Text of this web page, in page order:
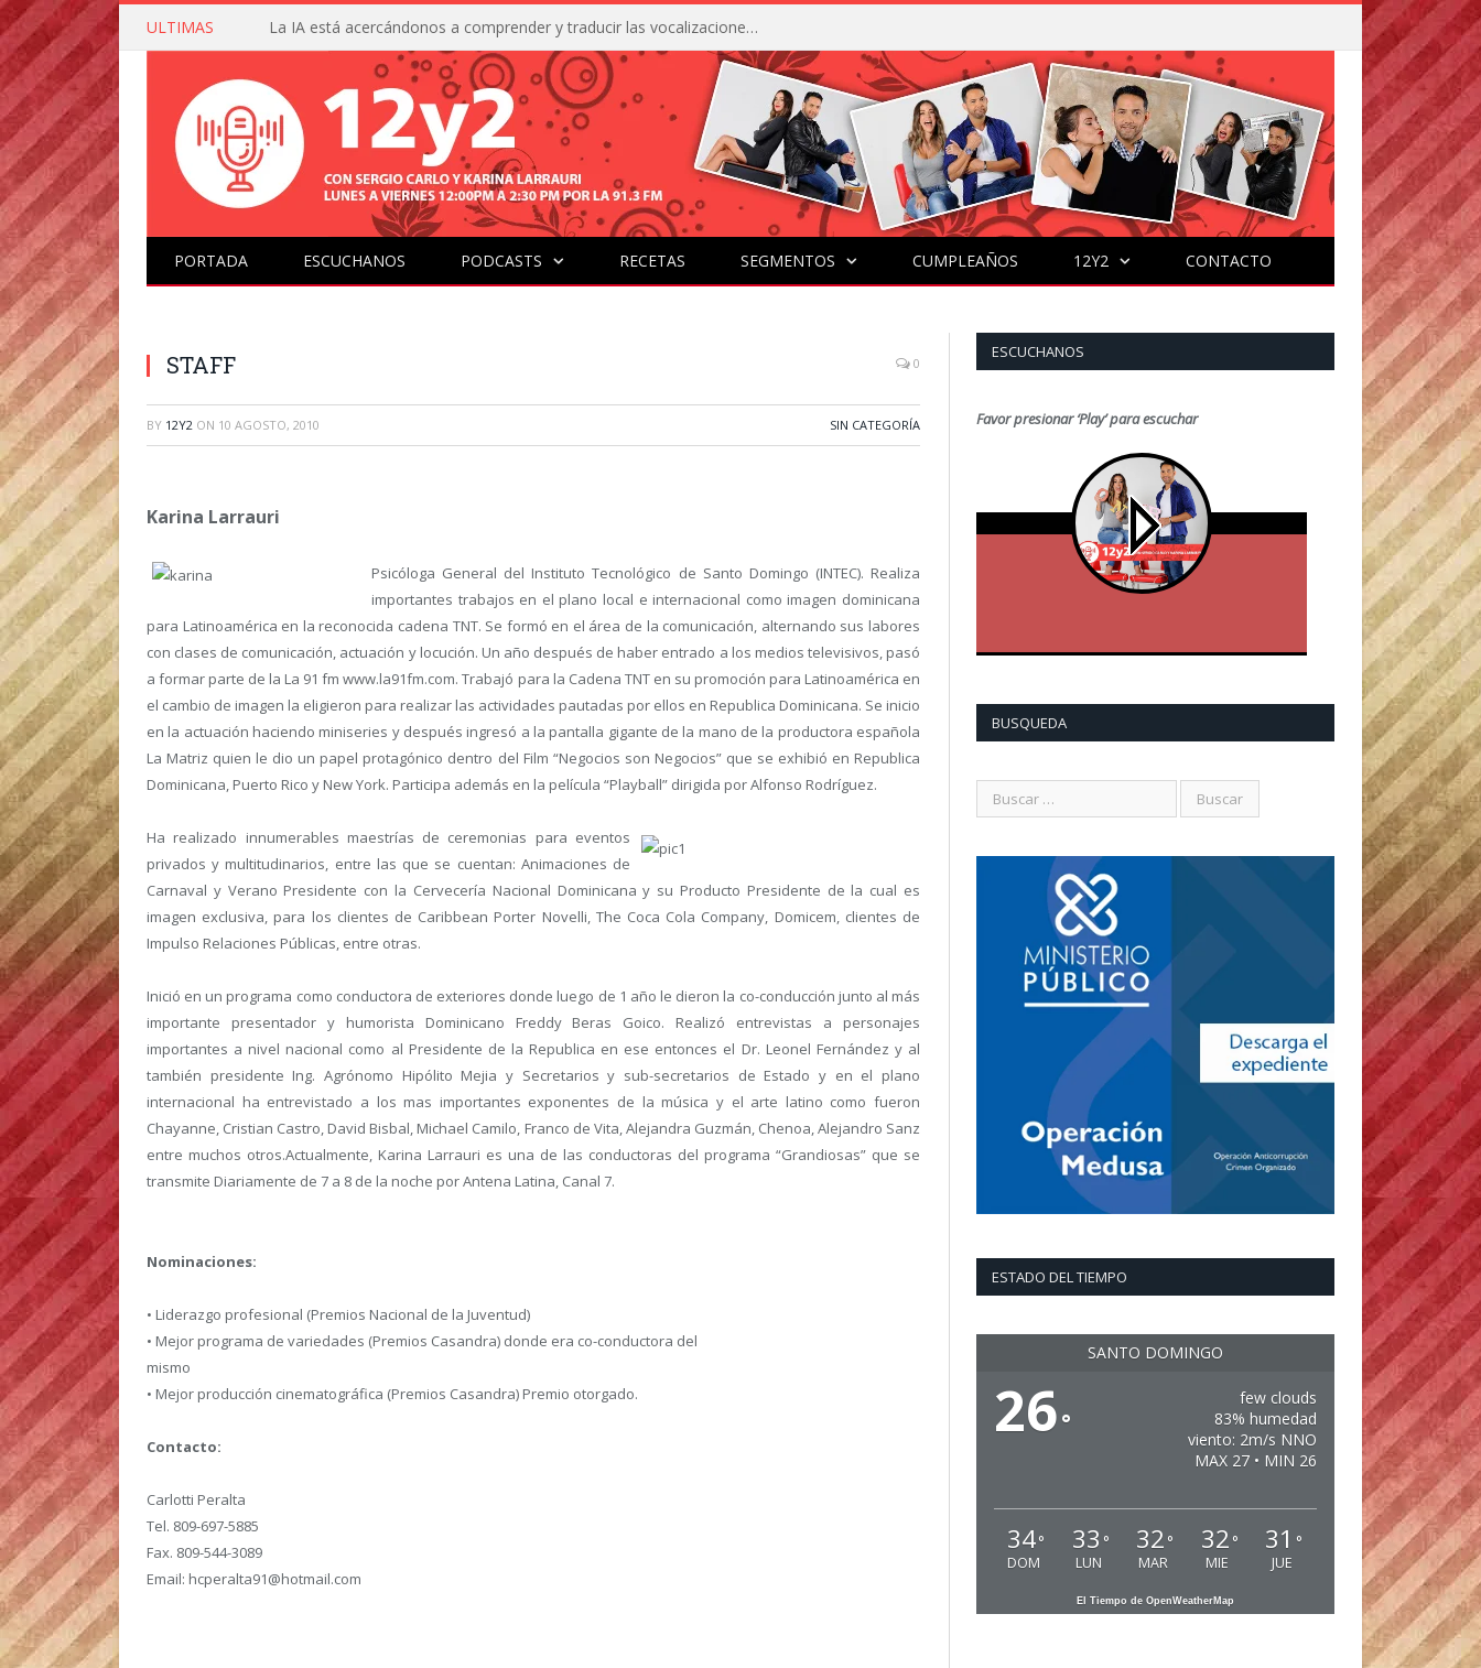
ULTIMAS La IA está acercándonos a comprender y traducir las vocalizaciones y comportamientos de nuestras mascotas
PORTADA ESCUCHANOS PODCASTS RECETAS SEGMENTOS CUMPLEAÑOS 12Y2 CONTACTO
STAFF 0
BY 12Y2 ON 10 AGOSTO, 2010 SIN CATEGORÍA
Karina Larrauri
Psicóloga General del Instituto Tecnológico de Santo Domingo (INTEC). Realiza
importantes trabajos en el plano local e internacional como imagen dominicana
para Latinoamérica en la reconocida cadena TNT. Se formó en el área de la comunicación, alternando sus labores
con clases de comunicación, actuación y locución. Un año después de haber entrado a los medios televisivos, pasó
a formar parte de la La 91 fm www.la91fm.com. Trabajó para la Cadena TNT en su promoción para Latinoamérica en
el cambio de imagen la eligieron para realizar las actividades pautadas por ellos en Republica Dominicana. Se inicio
en la actuación haciendo miniseries y después ingresó a la pantalla gigante de la mano de la productora española
La Matriz quien le dio un papel protagónico dentro del Film “Negocios son Negocios” que se exhibió en Republica
Dominicana, Puerto Rico y New York. Participa además en la película “Playball” dirigida por Alfonso Rodríguez.
Ha realizado innumerables maestrías de ceremonias para eventos
privados y multitudinarios, entre las que se cuentan: Animaciones de
Carnaval y Verano Presidente con la Cervecería Nacional Dominicana y su Producto Presidente de la cual es
imagen exclusiva, para los clientes de Caribbean Porter Novelli, The Coca Cola Company, Domicem, clientes de
Impulso Relaciones Públicas, entre otras.
Inició en un programa como conductora de exteriores donde luego de 1 año le dieron la co-conducción junto al más
importante presentador y humorista Dominicano Freddy Beras Goico. Realizó entrevistas a personajes
importantes a nivel nacional como al Presidente de la Republica en ese entonces el Dr. Leonel Fernández y al
también presidente Ing. Agrónomo Hipólito Mejia y Secretarios y sub-secretarios de Estado y en el plano
internacional ha entrevistado a los mas importantes exponentes de la música y el arte latino como fueron
Chayanne, Cristian Castro, David Bisbal, Michael Camilo, Franco de Vita, Alejandra Guzmán, Chenoa, Alejandro Sanz
entre muchos otros.Actualmente, Karina Larrauri es una de las conductoras del programa “Grandiosas” que se
transmite Diariamente de 7 a 8 de la noche por Antena Latina, Canal 7.
Nominaciones:
• Liderazgo profesional (Premios Nacional de la Juventud)
• Mejor programa de variedades (Premios Casandra) donde era co-conductora del
mismo
• Mejor producción cinematográfica (Premios Casandra) Premio otorgado.
Contacto:
Carlotti Peralta
Tel. 809-697-5885
Fax. 809-544-3089
Email: hcperalta91@hotmail.com
ESCUCHANOS
Favor presionar ‘Play’ para escuchar
BUSQUEDA
ESTADO DEL TIEMPO
SANTO DOMINGO
26°
few clouds
83% humedad
viento: 2m/s NNO
MAX 27 • MIN 26
34°
DOM
33 °
LUN
32 °
MAR
32 °
MIE
31 °
JUE
El Tiempo de OpenWeatherMap